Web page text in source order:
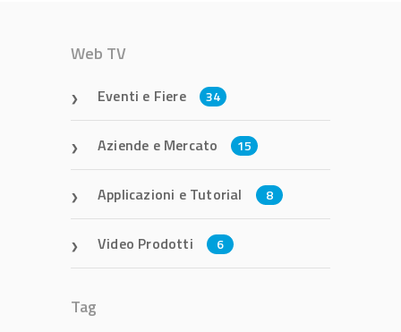
Web TV
Eventi e Fiere 34
Aziende e Mercato 15
Applicazioni e Tutorial 8
Video Prodotti 6
Tag